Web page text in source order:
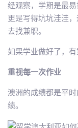
经观察，学期是最
更是写得坑坑洼洼
去找兼职。
如果学业做好了，有
重视每一次作业
澳洲的成绩都是平
绩。